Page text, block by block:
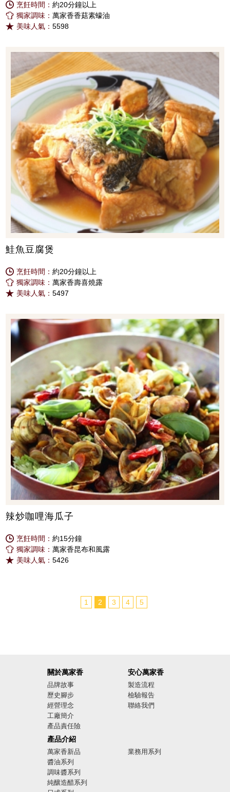
烹飪時間：約20分鐘以上
獨家調味：萬家香香菇素蠔油
美味人氣：5598
鮭魚豆腐煲
烹飪時間：約20分鐘以上
獨家調味：萬家香壽喜燒露
美味人氣：5497
辣炒咖哩海瓜子
烹飪時間：約15分鐘
獨家調味：萬家香昆布和風露
美味人氣：5426
1 2 3 4 5
關於萬家香
品牌故事
歷史腳步
經營理念
工廠簡介
產品責任險
廣告影音
產品介紹
萬家香新品
醬油系列
調味醬系列
純釀造醋系列
業務用系列
安心萬家香
製造流程
檢驗報告
聯絡我們